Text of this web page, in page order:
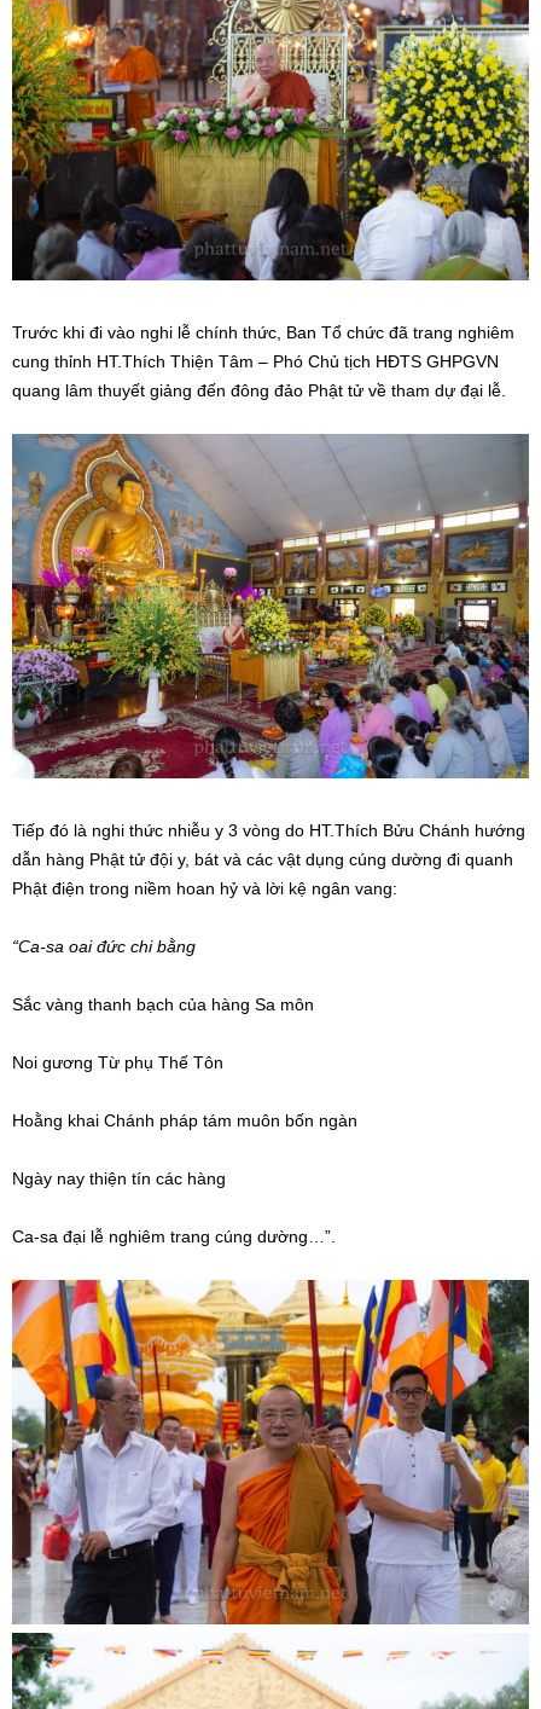
Trước khi đi vào nghi lễ chính thức, Ban Tổ chức đã trang nghiêm
cung thỉnh HT.Thích Thiện Tâm – Phó Chủ tịch HĐTS GHPGVN
quang lâm thuyết giảng đến đông đảo Phật tử về tham dự đại lễ.
Tiếp đó là nghi thức nhiễu y 3 vòng do HT.Thích Bửu Chánh hướng
dẫn hàng Phật tử đội y, bát và các vật dụng cúng dường đi quanh
Phật điện trong niềm hoan hỷ và lời kệ ngân vang:
“Ca-sa oai đức chi bằng
Sắc vàng thanh bạch của hàng Sa môn
Noi gương Từ phụ Thế Tôn
Hoằng khai Chánh pháp tám muôn bốn ngàn
Ngày nay thiện tín các hàng
Ca-sa đại lễ nghiêm trang cúng dường…”.